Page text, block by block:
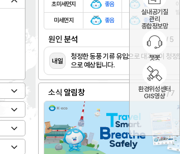
초미세먼지 좋음 좋음
미세먼지 좋음 좋음
원인 분석
청정할 것
내일
청정한 동풍 기류 유입으로 대기질이 청정
으로 예상됩니다.
3 / 5
소식 알림창 6/7
실내공기질
관리
종합정보망
챗봇
환경위성센터
GIS영상